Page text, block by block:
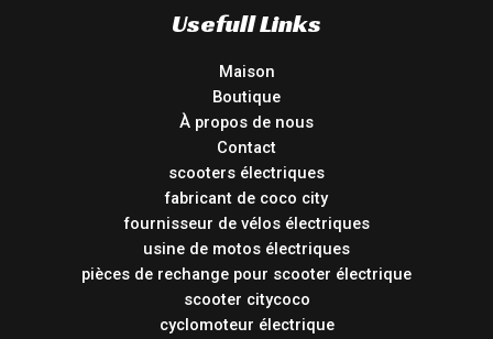
Usefull Links
Maison
Boutique
À propos de nous
Contact
scooters électriques
fabricant de coco city
fournisseur de vélos électriques
usine de motos électriques
pièces de rechange pour scooter électrique
scooter citycoco
cyclomoteur électrique